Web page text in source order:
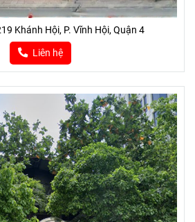
Khánh Hội, P. Vĩnh Hội, Quận 4